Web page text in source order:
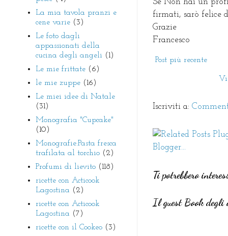
firmati, sarò felice
Grazie
Francesco
Post più recente
Iscriviti a:
Ti potrebbero
Il guest Book degli
La mia tavola pranzi e
cene varie (3)
Le foto dagli
appassionati della
cucina degli angeli (1)
Le mie frittate (6)
le mie zuppe (16)
Le miei idee di Natale
(31)
Monografia "Cupcake"
(10)
Monografie:Pasta fresca
trafilata al torchio (2)
Profumi di lievito (118)
ricette con Acticook
Lagostina (2)
ricette con Acticook
Lagostina (7)
ricette con il Cookeo (3)